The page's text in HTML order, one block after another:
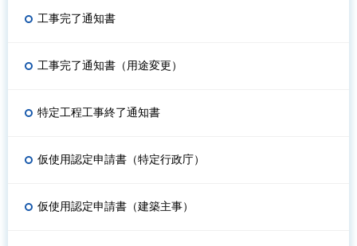
工事完了通知書
工事完了通知書（用途変更）
特定工程工事終了通知書
仮使用認定申請書（特定行政庁）
仮使用認定申請書（建築主事）